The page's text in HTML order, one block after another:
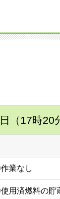
（17時20
業なし
用済燃料の貯